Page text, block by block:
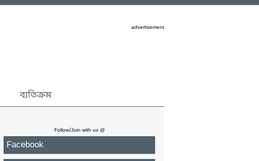
advertisement
ব্যতিক্রম
Follow/Join with us @
Facebook